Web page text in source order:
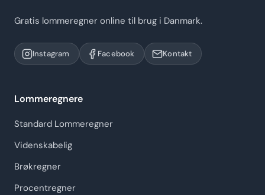
Gratis lommeregner online til brug i Danmark.
Instagram Facebook Kontakt
Lommeregnere
Standard Lommeregner
Videnskabelig
Brøkregner
Procentregner